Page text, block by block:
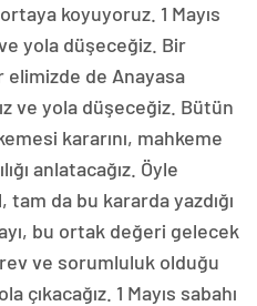
koyuyoruz. 1 Mayıs
yola düşeceğiz. Bir
de Anayasa
ve yola düşeceğiz. Bütün
kararını, mahkeme
anlatacağız. Öyle
da bu kararda yazdığı
bu ortak değeri gelecek
ve sorumluluk olduğu
çıkacağız. 1 Mayıs sabahı